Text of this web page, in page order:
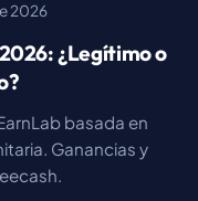
2026
¿Legítimo o
basada en
Ganancias y